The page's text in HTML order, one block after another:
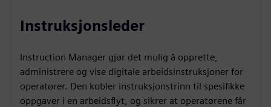
Instruksjonsleder
Instruction Manager gjør det mulig å opprette,
administrere og vise digitale arbeidsinstruksjoner for
operatører. Den kobler instruksjonstrinn til spesifikke
oppgaver i en arbeidsflyt, og sikrer at operatørene får